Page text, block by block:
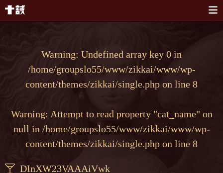
Warning: Undefined array key 0 in
/home/groupslo55/www/zikkai/www/wp-
content/themes/zikkai/single.php on line 8
Warning: Attempt to read property "cat_name" on
null in /home/groupslo55/www/zikkai/www/wp-
content/themes/zikkai/single.php on line 8
DInXW23VAAAiVwk